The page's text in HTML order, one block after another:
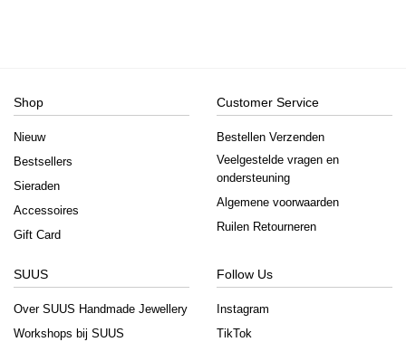
Shop
Nieuw
Bestsellers
Sieraden
Accessoires
Gift Card
Customer Service
Bestellen Verzenden
Veelgestelde vragen en
ondersteuning
Algemene voorwaarden
Ruilen Retourneren
SUUS
Over SUUS Handmade Jewellery
Workshops bij SUUS
Follow Us
Instagram
TikTok